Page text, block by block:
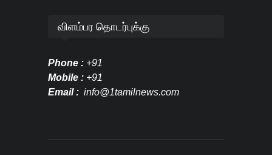
விளம்பர தொடர்புக்கு
Phone : +91
Mobile : +91
Email : info@1tamilnews.com